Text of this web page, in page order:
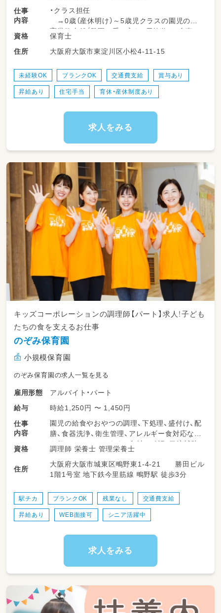
・お帰りの準備、保護者様への引き渡し対応
・教室内の環境整備
ら、
くださる方を歓迎します。
勤務時間：
せてから働けます）
仕事
内容
・クラス担任
→0歳（産休明け）～5歳児クラスの園児の保
育業務全般（登園の受け入れ・戸外遊び・食事や
排せつの援助・午睡時の見守り等）をお願いしま
す。その他保育業務に付随する仕事。
※地域の子育て家庭に対し、定期的にファミリ
ーコンサートをしています♪
※ドラム、ベース、歌が得意な方歓迎
資格
保育士
住所
大阪府大阪市東淀川区小松4-11-15
未経験OK ブランクOK 交通費支給 賞与あり
昇給あり 住宅手当 育休・産休制度あり
求人をみる
キッズコーポレーションの調理師【パート】求人！子ども
たちの食を支えるお仕事
のぞみ保育園
小規模保育園
のぞみ保育園の求人一覧を見る
雇用形態
アルバイト・パート
給与
時給1,250円 〜 1,450円
仕事
内容
園児の給食やおやつの調理、下処理、盛付け、配
膳、食器洗浄、衛生管理、アレルギー食対応など
を行っていただきます。食材の確認・発注補助
なども一部お任せします。栄養面だけでなく、
衛生・安全面にも配慮しながら、子どもたちの食
事時間を支えます。勤務時間や日数は相談可能
＜スケジュール例＞
・08:00～朝おやつとお昼ご飯の調理
・11:00～お昼ご飯の提供、片付け
資格 調理師 栄養士 管理栄養士
住所
大阪府大阪市城東区鴫野東1-4-21 勝田ビル
1階1号室 地下鉄今里筋線 鴫野駅 徒歩3分
駅チカ ブランクOK 残業なし 交通費支給
昇給あり WEB面接可 シニア活躍中
求人をみる